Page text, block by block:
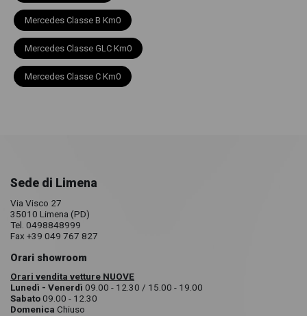
Mercedes Classe B Km0
Mercedes Classe GLC Km0
Mercedes Classe C Km0
Sede di Limena
Via Visco 27
35010 Limena (PD)
Tel. 0498848999
Fax +39 049 767 827
Orari showroom
Orari vendita vetture NUOVE
Lunedì - Venerdì 09.00 - 12.30 / 15.00 - 19.00
Sabato09.00 - 12.30
Domenica Chiuso